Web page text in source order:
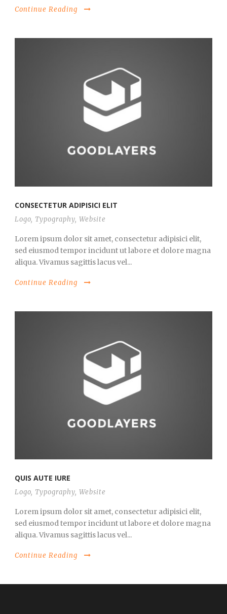
Continue Reading
CONSECTETUR ADIPISICI ELIT
Logo, Typography, Website
Lorem ipsum dolor sit amet, consectetur adipisici elit,
sed eiusmod tempor incidunt ut labore et dolore magna
aliqua. Vivamus sagittis lacus vel...
Continue Reading
QUIS AUTE IURE
Logo, Typography, Website
Lorem ipsum dolor sit amet, consectetur adipisici elit,
sed eiusmod tempor incidunt ut labore et dolore magna
aliqua. Vivamus sagittis lacus vel...
Continue Reading